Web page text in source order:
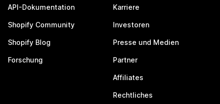
API-Dokumentation
Shopify Community
Shopify Blog
Forschung
Karriere
Investoren
Presse und Medien
Partner
Affiliates
Rechtliches